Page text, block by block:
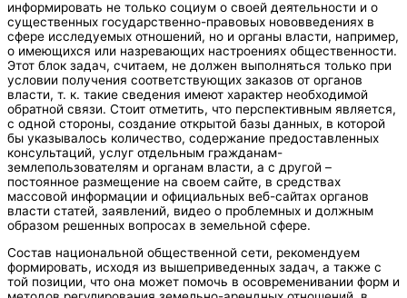
информировать не только социум о своей деятельности и о
существенных государственно-правовых нововведениях в
сфере исследуемых отношений, но и органы власти, например,
о имеющихся или назревающих настроениях общественности.
Этот блок задач, считаем, не должен выполняться только при
условии получения соответствующих заказов от органов
власти, т. к. такие сведения имеют характер необходимой
обратной связи. Стоит отметить, что перспективным является,
с одной стороны, создание открытой базы данных, в которой
бы указывалось количество, содержание предоставленных
консультаций, услуг отдельным гражданам-
землепользователям и органам власти, а с другой –
постоянное размещение на своем сайте, в средствах
массовой информации и официальных веб-сайтах органов
власти статей, заявлений, видео о проблемных и должным
образом решенных вопросах в земельной сфере.
Состав национальной общественной сети, рекомендуем
формировать, исходя из вышеприведенных задач, а также с
той позиции, что она может помочь в осовременивании форм и